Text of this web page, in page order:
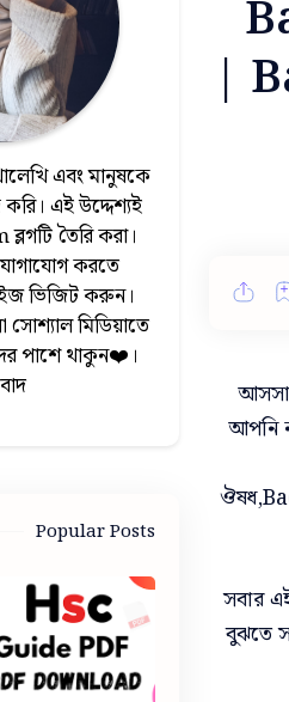
|
আপনি
ঔষধ,
সবার
বুঝতে
এবং মানুষকে
এই উদ্দেশ্যই
তৈরি করা।
করতে
ভিজিট করুন।
মিডিয়াতে
পাশে থাকুন❤️।
Popular Posts